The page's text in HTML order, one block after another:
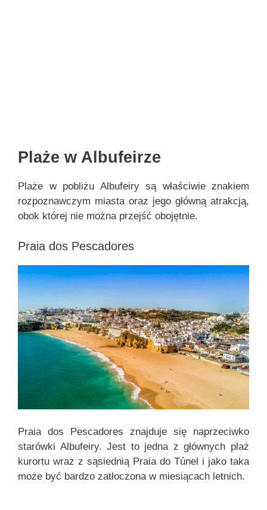
Plaże w Albufeirze
Plaże w pobliżu Albufeiry są właściwie znakiem
rozpoznawczym miasta oraz jego główną atrakcją,
obok której nie można przejść obojętnie.
Praia dos Pescadores
Praia dos Pescadores znajduje się naprzeciwko
starówki Albufeiry. Jest to jedna z głównych plaż
kurortu wraz z sąsiednią Praia do Túnel i jako taka
może być bardzo zatłoczona w miesiącach letnich.